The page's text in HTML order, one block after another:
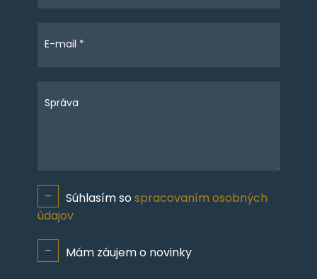
E-mail *
Správa
Súhlasím sospracovaním osobných
údajov
Mám záujem o novinky